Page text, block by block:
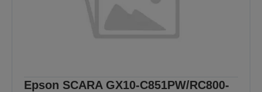
Epson SCARA GX10-C851PW/RC800-